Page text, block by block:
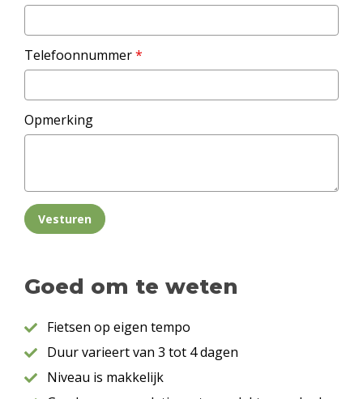
Telefoonnummer*
Opmerking
Vesturen
Goed om te weten
Fietsen op eigen tempo
Duur varieert van 3 tot 4 dagen
Niveau is makkelijk